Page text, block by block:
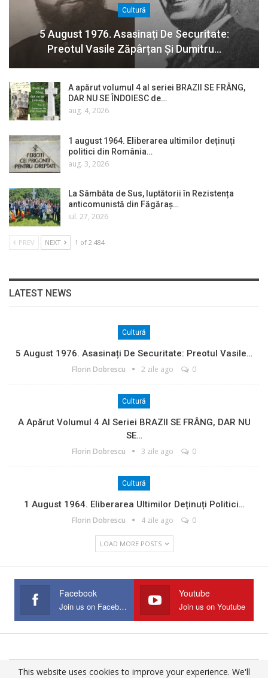
Cultură
5 August 1976. Asasinați De Securitate:
Preotul Vasile Zăpârțan Și Dumitru…
A apărut volumul 4 al seriei BRAZII SE FRÂNG,
DAR NU SE ÎNDOIESC de…
aug. 4, 2026
1 august 1964. Eliberarea ultimilor deținuți
politici din România…
aug. 3, 2026
La Sâmbăta de Sus, luptătorii în Rezistența
anticomunistă din Făgăraș…
iul. 27, 2026
PREV NEXT 1 of 2.484
LATEST NEWS
Cultură
5 August 1976. Asasinați De Securitate: Preotul Vasile…
Florin Dobrescu 2 zile ago 0
Cultură
A Apărut Volumul 4 Al Seriei BRAZII SE FRÂNG, DAR NU
SE…
Florin Dobrescu 3 zile ago 0
Cultură
1 August 1964. Eliberarea Ultimilor Deținuți Politici…
Florin Dobrescu 4 zile ago 0
LOAD MORE POSTS
Facebook
Join us on Facebook
Youtube
Join us on Youtube
This website uses cookies to improve your experience. We'll